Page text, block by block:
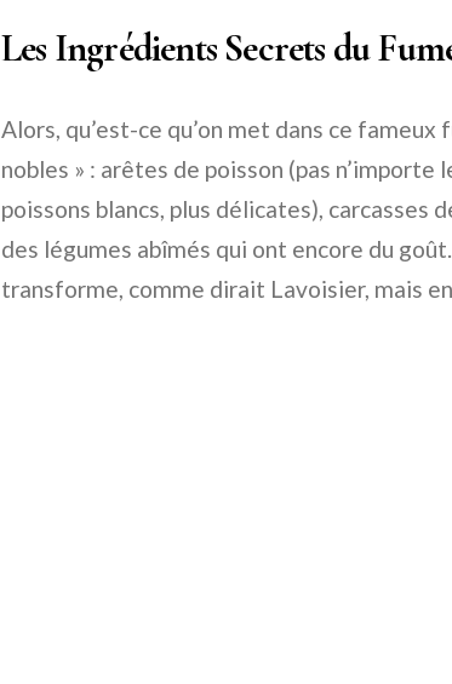
Les Ingrédients Secrets du
Alors, qu’est-ce qu’on met dans ce
nobles » : arêtes de poisson (pas
poissons blancs, plus délicates), carcasses
des légumes abîmés qui ont encore du
transforme, comme dirait Lavoisier, mais